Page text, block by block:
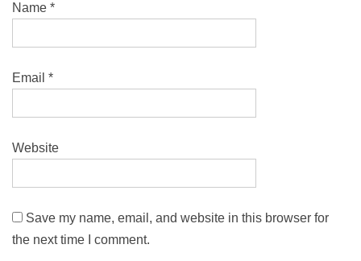
Name *
Email *
Website
Save my name, email, and website in this browser for
the next time I comment.